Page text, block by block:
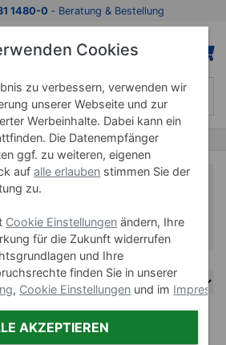
1480-0 ‐ Beratung & Bestellung
Horizon- & Vision Fitness Software
Vision Fitness
Cookies
zu verbessern, verwenden wir
unserer Webseite und zur
Werbeinhalte. Dabei kann ein
Die Datenempfänger
ggf. zu weiteren, eigenen
aufalle erlauben stimmen Sie der
zu.
Cookie Einstellungen ändern, Ihre
für die Zukunft widerrufen
und Ihre
finden Sie in unserer
, Cookie Einstellungen und im
AKZEPTIEREN